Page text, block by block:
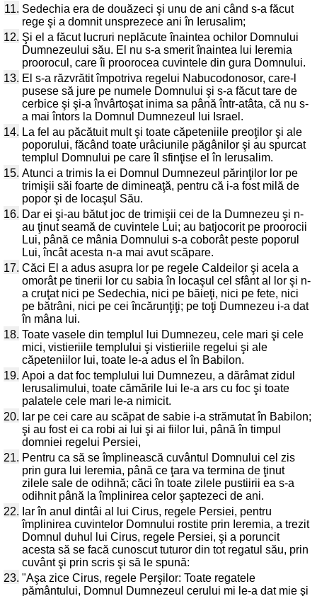
11. Sedechia era de douăzeci şi unu de ani când s-a făcut
rege şi a domnit unsprezece ani în Ierusalim;
12. Şi el a făcut lucruri neplăcute înaintea ochilor Domnului
Dumnezeului său. El nu s-a smerit înaintea lui Ieremia
proorocul, care îi proorocea cuvintele din gura Domnului.
13. El s-a răzvrătit împotriva regelui Nabucodonosor, care-l
pusese să jure pe numele Domnului şi s-a făcut tare de
cerbice şi şi-a învârtoşat inima sa până într-atâta, că nu s-
a mai întors la Domnul Dumnezeul lui Israel.
14. La fel au păcătuit mult şi toate căpeteniile preoţilor şi ale
poporului, făcând toate urâciunile păgânilor şi au spurcat
templul Domnului pe care îl sfinţise el în Ierusalim.
15. Atunci a trimis la ei Domnul Dumnezeul părinţilor lor pe
trimişii săi foarte de dimineaţă, pentru că i-a fost milă de
popor şi de locaşul Său.
16. Dar ei şi-au bătut joc de trimişii cei de la Dumnezeu şi n-
au ţinut seamă de cuvintele Lui; au batjocorit pe proorocii
Lui, până ce mânia Domnului s-a coborât peste poporul
Lui, încât acesta n-a mai avut scăpare.
17. Căci El a adus asupra lor pe regele Caldeilor şi acela a
omorât pe tinerii lor cu sabia în locaşul cel sfânt al lor şi n-
a cruţat nici pe Sedechia, nici pe băieţi, nici pe fete, nici
pe bătrâni, nici pe cei încărunţiţi; pe toţi Dumnezeu i-a dat
în mâna lui.
18. Toate vasele din templul lui Dumnezeu, cele mari şi cele
mici, vistieriile templului şi vistieriile regelui şi ale
căpeteniilor lui, toate le-a adus el în Babilon.
19. Apoi a dat foc templului lui Dumnezeu, a dărâmat zidul
Ierusalimului, toate cămările lui le-a ars cu foc şi toate
palatele cele mari le-a nimicit.
20. Iar pe cei care au scăpat de sabie i-a strămutat în Babilon;
şi au fost ei ca robi ai lui şi ai fiilor lui, până în timpul
domniei regelui Persiei,
21. Pentru ca să se împlinească cuvântul Domnului cel zis
prin gura lui Ieremia, până ce ţara va termina de ţinut
zilele sale de odihnă; căci în toate zilele pustiirii ea s-a
odihnit până la împlinirea celor şaptezeci de ani.
22. Iar în anul dintâi al lui Cirus, regele Persiei, pentru
împlinirea cuvintelor Domnului rostite prin Ieremia, a trezit
Domnul duhul lui Cirus, regele Persiei, şi a poruncit
acesta să se facă cunoscut tuturor din tot regatul său, prin
cuvânt şi prin scris şi să le spună:
23. "Aşa zice Cirus, regele Perşilor: Toate regatele
pământului, Domnul Dumnezeul cerului mi le-a dat mie şi